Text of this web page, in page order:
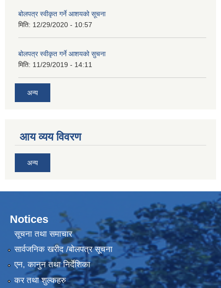
बोलपत्र स्वीकृत गर्ने आशयको सूचना
मिति: 12/29/2020 - 10:57
बोलपत्र स्वीकृत गर्ने आशयको सुचना
मिति: 11/29/2019 - 14:11
अन्य
आय व्यय विवरण
अन्य
Notices
सूचना तथा समाचार
सार्वजनिक खरीद /बोलपत्र सूचना
एन, कानुन तथा निर्देशिका
कर तथा शुल्कहरु